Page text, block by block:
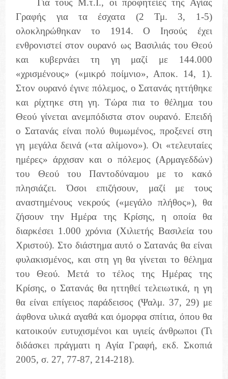
Για τους Μ.τ.Ι., οι προφητείες της Αγίας
Γραφής για τα έσχατα (2 Τμ. 3, 1-5)
ολοκληρώθηκαν το 1914. Ο Ιησούς έχει
ενθρονιστεί στον ουρανό ως Βασιλιάς του Θεού
και κυβερνάει τη γη μαζί με 144.000
«χρισμένους» («μικρό ποίμνιο», Αποκ. 14, 1).
Στον ουρανό έγινε πόλεμος, ο Σατανάς ηττήθηκε
και ρίχτηκε στη γη. Τώρα πια το θέλημα του
Θεού γίνεται ανεμπόδιστα στον ουρανό. Επειδή
ο Σατανάς είναι πολύ θυμωμένος, προξενεί στη
γη μεγάλα δεινά («τα αλίμονο»). Οι «τελευταίες
ημέρες» άρχισαν και ο πόλεμος (Αρμαγεδδών)
του Θεού του Παντοδύναμου με το κακό
πλησιάζει. Όσοι επιζήσουν, μαζί με τους
αναστημένους νεκρούς («μεγάλο πλήθος»), θα
ζήσουν την Ημέρα της Κρίσης, η οποία θα
διαρκέσει 1.000 χρόνια (Χιλιετής Βασιλεία του
Χριστού). Στο διάστημα αυτό ο Σατανάς θα είναι
φυλακισμένος, και στη γη θα γίνεται το θέλημα
του Θεού. Μετά το τέλος της Ημέρας της
Κρίσης, ο Σατανάς θα ηττηθεί τελειωτικά, η γη
θα είναι επίγειος παράδεισος (Ψαλμ. 37, 29) με
άφθονα υλικά αγαθά και όμορφα σπίτια, όπου θα
κατοικούν ευτυχισμένοι και υγιείς άνθρωποι (Τι
διδάσκει πράγματι η Αγία Γραφή, εκδ. Σκοπιά
2005, σ. 27, 77-87, 214-218).